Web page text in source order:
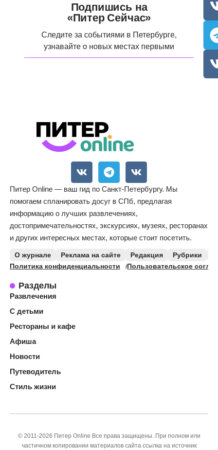
Подпишись на
«Питер Сейчас»
Следите за событиями в Петербурге,
узнавайте о новых местах первыми
Питер Online — ваш гид по Санкт-Петербургу. Мы
помогаем спланировать досуг в СПб, предлагая
информацию о лучших развлечениях,
достопримечательностях, экскурсиях, музеях, ресторанах
и других интересных местах, которые стоит посетить.
О журнале Реклама на сайте Редакция Рубрики
Политика конфиденциальности
Пользовательское
Разделы
Развлечения
С детьми
Рестораны и кафе
Афиша
Новости
Путеводитель
Стиль жизни
© 2011-2026 Питер Online Все права защищены. При полном или
частичном копировании материалов сайта ссылка на источник